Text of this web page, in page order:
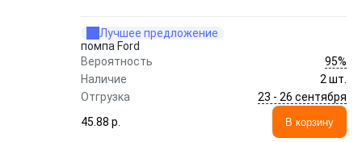
Лучшее предложение
помпа Ford
Вероятность
95%
Наличие
2 шт.
Отгрузка
23 - 26 сентября
45.88 p.
В корзину